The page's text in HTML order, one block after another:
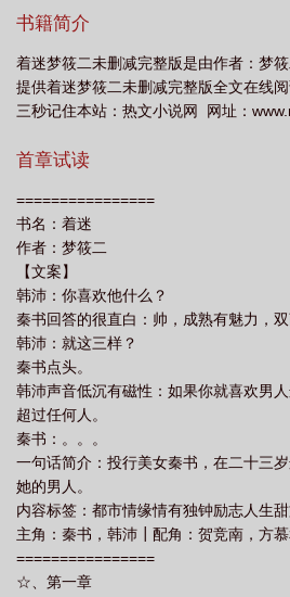
书籍简介
着迷梦筱二未删减完整版是由作者：梦
提供着迷梦筱二未删减完整版全文在线阅
三秒记住本站：热文小说网 网址：
首章试读
================
书名：着迷
作者：梦筱二
【文案】
韩沛：你喜欢他什么？
秦书回答的很直白：帅，成熟有魅力，双
韩沛：就这三样？
秦书点头。
韩沛声音低沉有磁性：如果你就喜欢男
超过任何人。
秦书：。。。
一句话简介：投行美女秦书，在二十三
她的男人。
内容标签：都市情缘情有独钟励志人生
主角：秦书，韩沛┃配角：贺竞南，方
================
☆、第一章